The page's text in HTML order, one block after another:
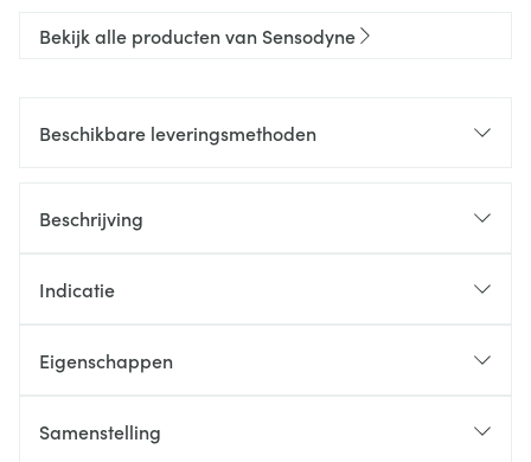
Bekijk alle producten van Sensodyne
Beschikbare leveringsmethoden
Beschrijving
Indicatie
Eigenschappen
Samenstelling